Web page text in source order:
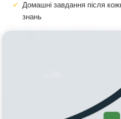
Домашні завдання після
знань